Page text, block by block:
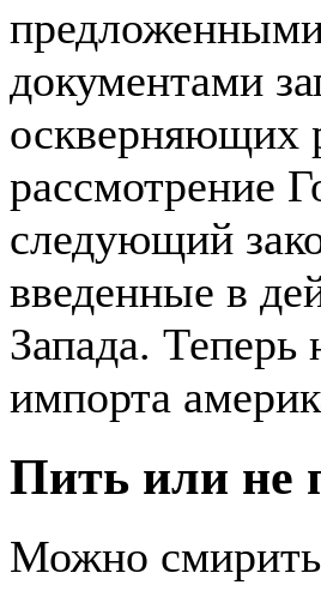
документами
оскверняющих
рассмотрение
следующий
введенные в
Запада. Теперь
импорта
Пить или не
Можно